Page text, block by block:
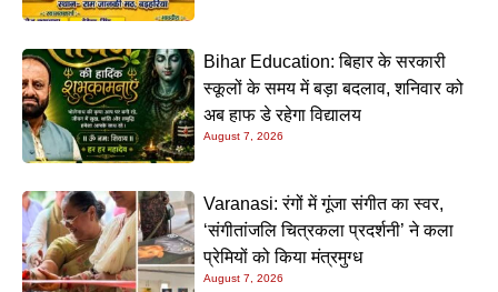
Bihar Education: बिहार के सरकारी
स्कूलों के समय में बड़ा बदलाव, शनिवार को
अब हाफ डे रहेगा विद्यालय
August 7, 2026
Varanasi: रंगों में गूंजा संगीत का स्वर,
‘संगीतांजलि चित्रकला प्रदर्शनी’ ने कला
प्रेमियों को किया मंत्रमुग्ध
August 7, 2026